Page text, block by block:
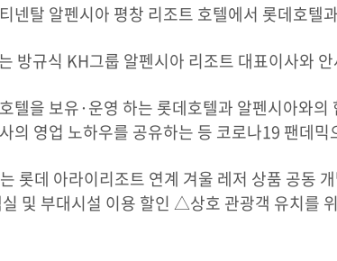
넨탈 알펜시아 평창 리조트 호텔에서 롯데호
방규식 KH그룹 알펜시아 리조트 대표이사와
텔을 보유·운영 하는 롯데호텔과 알펜시아와
의 영업 노하우를 공유하는 등 코로나19 팬데
롯데 아라이리조트 연계 겨울 레저 상품 공동
및 부대시설 이용 할인 △상호 관광객 유치를